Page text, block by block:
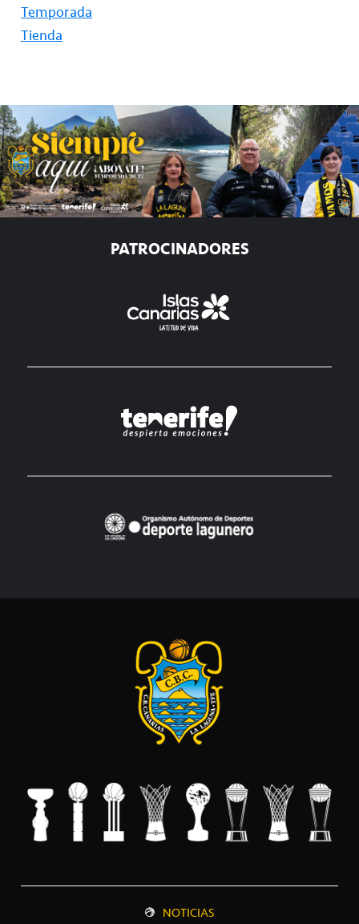
Temporada
Tienda
PATROCINADORES
NOTICIAS